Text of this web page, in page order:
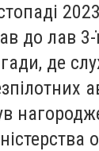
до лав 3-
де